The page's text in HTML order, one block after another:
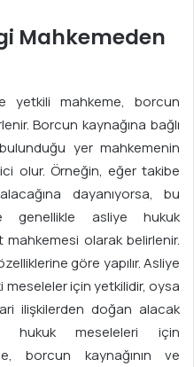
Mahkemeden
yetkili mahkeme, borcun
Borcun kaynağına bağlı
yer mahkemenin
olur. Örneğin, eğer takibe
dayanıyorsa, bu
genellikle asliye hukuk
olarak belirlenir.
göre yapılır. Asliye
meseleler için yetkilidir, oysa
ilişkilerden doğan alacak
meseleleri için
borcun kaynağının ve